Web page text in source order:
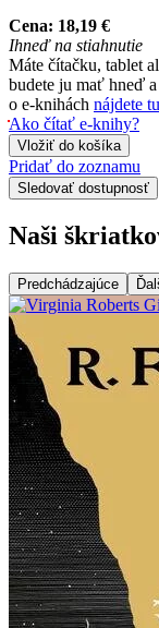
Cena: 18,19 €
Ihneď na stiahnutie
Máte čítačku, tablet
budete ju mať hneď
o e-knihách nájdete tu
Ako čítať e-knihy?
Vložiť do košíka
Pridať do zoznamu
Sledovať dostupnosť
Naši
Predchádzajúce